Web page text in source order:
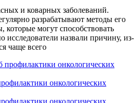
и коварных заболеваний.
разрабатывают методы его
могут способствовать
исследователи назвали причину, из-
чаще всего
онкологических